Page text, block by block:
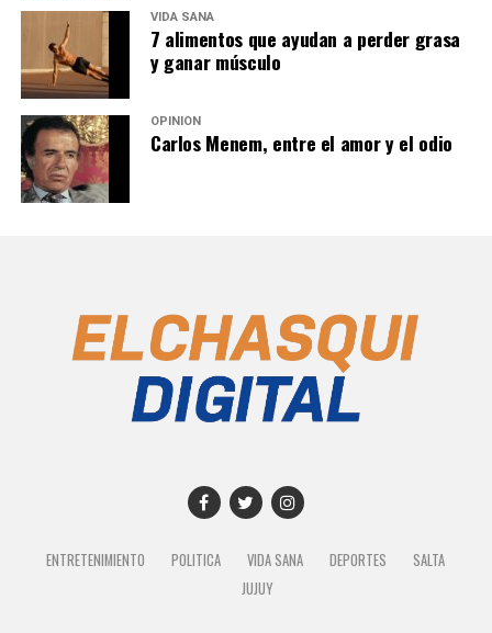
VIDA SANA
7 alimentos que ayudan a perder grasa
y ganar músculo
OPINIÓN
Carlos Menem, entre el amor y el odio
ENTRETENIMIENTO POLITICA VIDA SANA DEPORTES
SALTA
JUJUY